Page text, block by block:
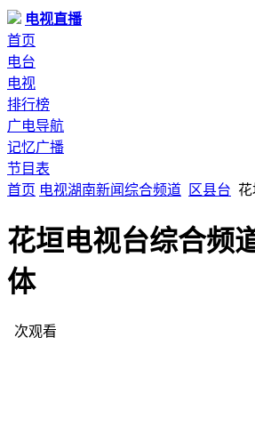
电视直播
首页
电台
电视
排行榜
广电导航
记忆广播
节目表
首页 电视湖南新闻综合频道 区县台
花垣电视台综合频
体
次观看